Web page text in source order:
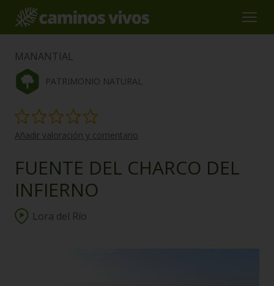
MANANTIAL
PATRIMONIO NATURAL
Añadir valoración y comentario
FUENTE DEL CHARCO DEL
INFIERNO
Lora del Río